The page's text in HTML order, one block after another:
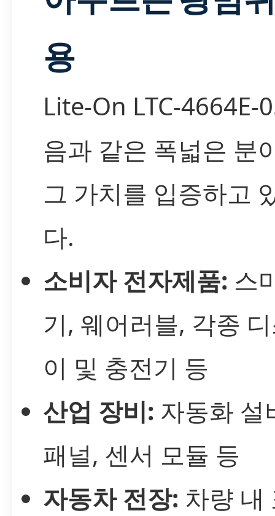
용
Lite-On LTC-4664E-
음과 같은 폭넓은 분
그 가치를 입증하고
다.
소비자 전자제품: 스
기, 웨어러블, 각종
이 및 충전기 등
산업 장비: 자동화 설
패널, 센서 모듈 등
자동차 전장: 차량 내